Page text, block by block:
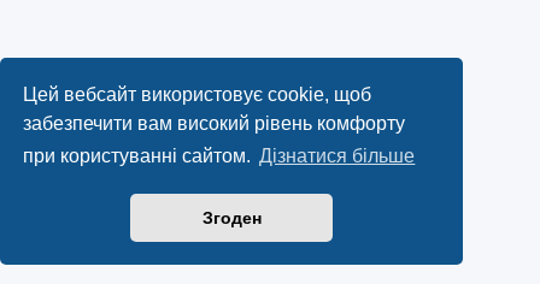
Цей вебсайт використовує cookie, щоб
забезпечити вам високий рівень комфорту
при користуванні сайтом. Дізнатися більше
Згоден